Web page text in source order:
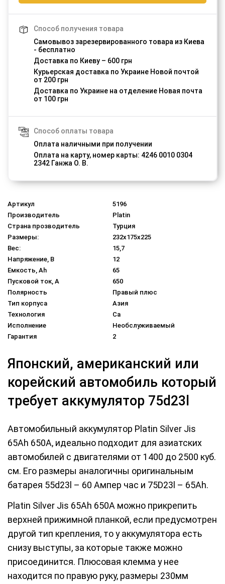
Способ получения товара
Самовывоз зарезервированного товара из Киева
- бесплатно
Доставка по Киеву – 600 грн
Курьерская доставка по Украине Новой почтой
от 200 грн
Доставка по Украине на отделение Новая почта
от 100 грн
Способ оплаты товара
Оплата наличными при получении
Оплата на карту, номер карты: 4246 0010 0304
2342 Ганжа О. В.
Артикул
5196
Производитель
Platin
Страна прозводитель
Турция
Размеры:
232x175x225
Вес:
15,7
Напряжение, В
12
Емкость, Ah
65
Пусковой ток, A
650
Полярность
Правый плюс
Тип корпуса
Азия
Технология
Ca
Исполнение
Необслуживаемый
Гарантия
2
Японский, американский или
корейский автомобиль который
требует аккумулятор 75d23l
Автомобильный аккумулятор Platin Silver Jis
65Ah 650A, идеально подходит для азиатских
автомобилей с двигателями от 1400 до 2500 куб.
см. Его размеры аналогичны оригинальным
батарея 55d23l – 60 Ампер час и 75D23l – 65Ah.
Platin Silver Jis 65Ah 650A можно прикрепить
верхней прижимной планкой, если предусмотрен
другой тип крепления, то у аккумулятора есть
снизу выступы, за которые также можно
присоединится. Плюсовая клемма у нее
находится по правую руку, размеры 230мм